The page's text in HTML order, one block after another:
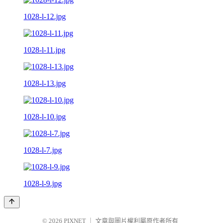
1028-l-12.jpg
1028-l-11.jpg
1028-l-13.jpg
1028-l-10.jpg
1028-l-7.jpg
1028-l-9.jpg
© 2026 PIXNET 文章與圖片權利屬原作者所有